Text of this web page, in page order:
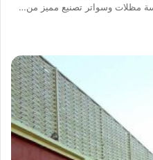
مظلات وسواتر تصنيع مميز من…